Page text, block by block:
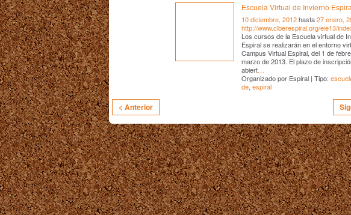
Escuela Virtual de Invierno
10 diciembre, 2012hasta27 enero,
http://www.ciberespiral.org/eie13/
Los cursos de la Escuela virtual de
Espiral se realizarán en el entorno
Campus Virtual Espiral, del 1 de
marzo de 2013. El plazo de
abiert …
Organizado por Espiral | Tipo:
de, espiral
< Anterior